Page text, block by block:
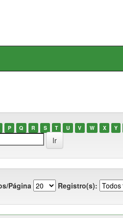
P Q R S T U V W X Y
Página Registro(s):